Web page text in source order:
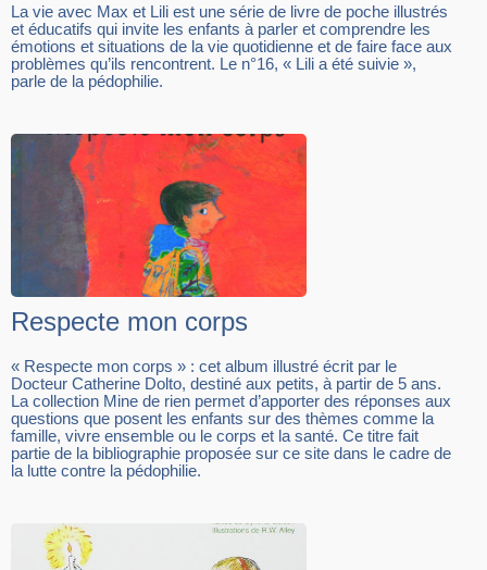
La vie avec Max et Lili est une série de livre de poche illustrés
et éducatifs qui invite les enfants à parler et comprendre les
émotions et situations de la vie quotidienne et de faire face aux
problèmes qu’ils rencontrent. Le n°16, « Lili a été suivie »,
parle de la pédophilie.
Respecte mon corps
« Respecte mon corps » : cet album illustré écrit par le
Docteur Catherine Dolto, destiné aux petits, à partir de 5 ans.
La collection Mine de rien permet d’apporter des réponses aux
questions que posent les enfants sur des thèmes comme la
famille, vivre ensemble ou le corps et la santé. Ce titre fait
partie de la bibliographie proposée sur ce site dans le cadre de
la lutte contre la pédophilie.